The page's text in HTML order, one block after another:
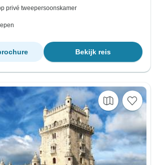
privé tweepersoonskamer
Bekijk reis